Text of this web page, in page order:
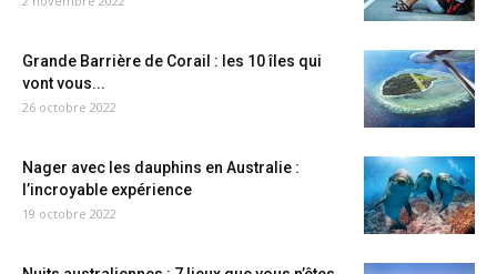
Grande Barrière de Corail : les 10 îles qui
vont vous...
26 octobre 2022
Nager avec les dauphins en Australie :
l’incroyable expérience
19 octobre 2022